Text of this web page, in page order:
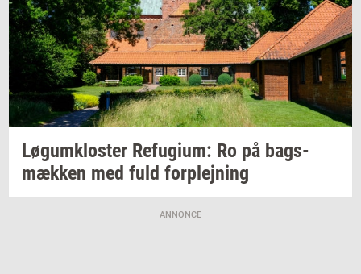
Løgum­klo­ster Re­fu­gi­um: Ro på bags­
mæk­ken med fuld for­plej­ning
ANNONCE